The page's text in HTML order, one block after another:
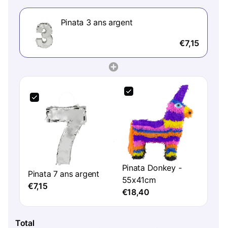
Pinata 3 ans argent
€7,15
Pinata 7 ans argent
€7,15
Pinata Donkey -
55x41cm
€18,40
Total